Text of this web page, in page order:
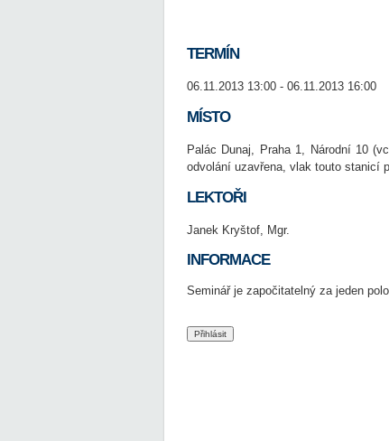
TERMÍN
06.11.2013 13:00 - 06.11.2013 16:00
MÍSTO
Palác Dunaj, Praha 1, Národní 10
odvolání uzavřena, vlak touto stanicí
LEKTOŘI
Janek Kryštof, Mgr.
INFORMACE
Seminář je započitatelný za jeden